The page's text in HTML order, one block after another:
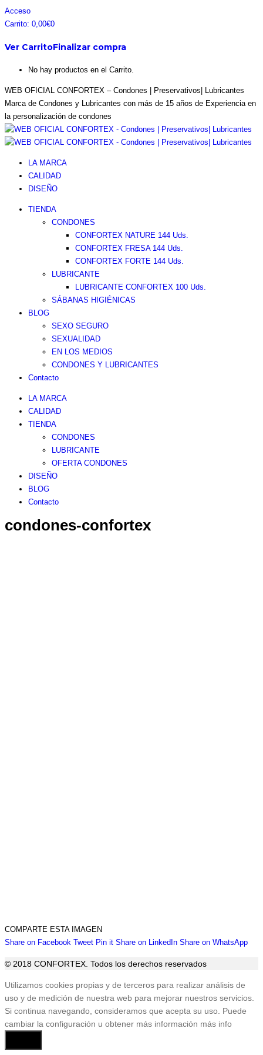
Saltar
al
Facebook
page
in
Instagram
page
in
Pinterest
page
in
Twitter
page
in
Acceso
Carrito: 0,00€0
Ver CarritoFinalizar compra
No hay productos en el Carrito.
WEB OFICIAL CONFORTEX – Condones | Preservativos| Lubricantes
Marca de Condones y Lubricantes con más de 15 años de Experiencia en
la personalización de condones
LA MARCA
CALIDAD
DISEÑO
TIENDA
CONDONES
CONFORTEX NATURE 144 Uds.
CONFORTEX FRESA 144 Uds.
CONFORTEX FORTE 144 Uds.
LUBRICANTE
LUBRICANTE CONFORTEX 100 Uds.
SÁBANAS HIGIÉNICAS
BLOG
SEXO SEGURO
SEXUALIDAD
EN LOS MEDIOS
CONDONES Y LUBRICANTES
Contacto
LA MARCA
CALIDAD
TIENDA
CONDONES
LUBRICANTE
OFERTA CONDONES
DISEÑO
BLOG
Contacto
condones-confortex
COMPARTE ESTA IMAGEN
Share on Facebook Share
Facebook
TweetShare
Twitter
Pin itShare
Pinterest
Share on LinkedInShare
LinkedIn
Share on WhatsApp
© 2018 CONFORTEX. Todos los derechos reservados
Ir
a
Tienda
Utilizamos cookies propias y de terceros para realizar análisis de
uso y de medición de nuestra web para mejorar nuestros servicios.
Si continua navegando, consideramos que acepta su uso. Puede
cambiar la configuración u obtener más información más info